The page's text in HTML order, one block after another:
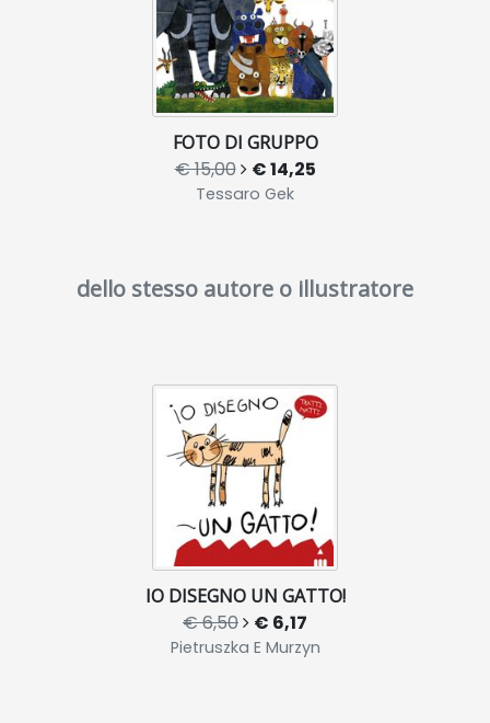
FOTO DI GRUPPO
€ 15,00 € 14,25
Tessaro Gek
dello stesso autore o illustratore
IO DISEGNO UN GATTO!
€ 6,50 € 6,17
Pietruszka E Murzyn